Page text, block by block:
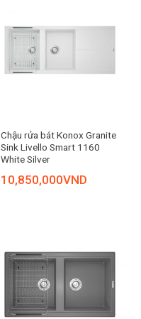
Chậu rửa bát Konox Granite
Sink Livello Smart 1160
White Silver
10,850,000VND